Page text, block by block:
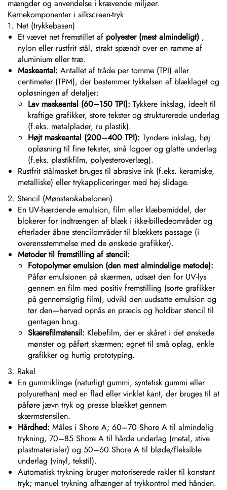
mængder og anvendelse i krævende miljøer.
Kernekomponenter i silkscreen-tryk
1. Net (trykkebasen)
Et vævet net fremstillet af polyester (mest almindeligt) ,
nylon eller rustfrit stål, strakt spændt over en ramme af
aluminium eller træ.
Maskeantal: Antallet af tråde per tomme (TPI) eller
centimeter (TPM), der bestemmer tykkelsen af blæklaget og
opløsningen af detaljer:
Lav maskeantal (60–150 TPI): Tykkere inkslag, ideelt til
kraftige grafikker, store tekster og strukturerede underlag
(f.eks. metalplader, ru plastik).
Højt maskeantal (200–400 TPI): Tyndere inkslag, høj
opløsning til fine tekster, små logoer og glatte underlag
(f.eks. plastikfilm, polyesteroverlæg).
Rustfrit stålmasket bruges til abrasive ink (f.eks. keramiske,
metalliske) eller trykappliceringer med høj slidage.
2. Stencil (Mønsterskabelonen)
En UV-hærdende emulsion, film eller klæbemiddel, der
blokerer for indtrængen af blæk i ikke-billedeområder og
efterlader åbne stencilområder til blækkets passage (i
overensstemmelse med de ønskede grafikker).
Metoder til fremstilling af stencil:
Fotopolymer emulsion (den mest almindelige metode):
Påfør emulsionen på skærmen, udsæt den for UV-lys
gennem en film med positiv fremstilling (sorte grafikker
på gennemsigtig film), udvikl den uudsatte emulsion og
tør den—herved opnås en præcis og holdbar stencil til
gentagen brug.
Skærefilmstensil: Klebefilm, der er skåret i det ønskede
mønster og påført skærmen; egnet til små oplag, enkle
grafikker og hurtig prototyping.
3. Rakel
En gummiklinge (naturligt gummi, syntetisk gummi eller
polyurethan) med en flad eller vinklet kant, der bruges til at
påføre jævn tryk og presse blækket gennem
skærmstensilen.
Hårdhed: Måles i Shore A; 60–70 Shore A til almindelig
trykning, 70–85 Shore A til hårde underlag (metal, stive
plastmaterialer) og 50–60 Shore A til bløde/fleksible
underlag (vinyl, tekstil).
Automatisk trykning bruger motoriserede rakler til konstant
tryk; manuel trykning afhænger af trykkontrol med hånden.